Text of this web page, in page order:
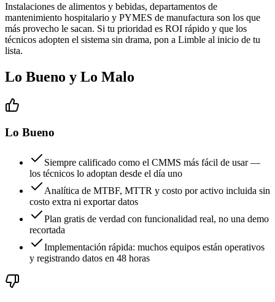
Instalaciones de alimentos y bebidas, departamentos de
mantenimiento hospitalario y PYMES de manufactura son los que
más provecho le sacan. Si tu prioridad es ROI rápido y que los
técnicos adopten el sistema sin drama, pon a Limble al inicio de tu
lista.
Lo Bueno y Lo Malo
Lo Bueno
Siempre calificado como el CMMS más fácil de usar —
los técnicos lo adoptan desde el día uno
Analítica de MTBF, MTTR y costo por activo incluida sin
costo extra ni exportar datos
Plan gratis de verdad con funcionalidad real, no una demo
recortada
Implementación rápida: muchos equipos están operativos
y registrando datos en 48 horas